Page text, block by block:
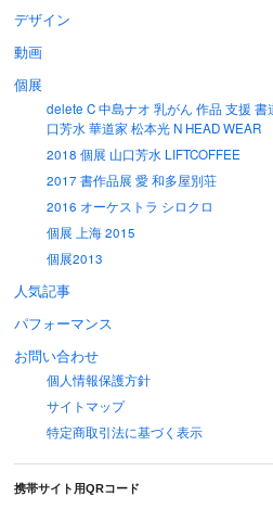
デザイン
動画
個展
delete C 中島ナオ 乳がん 作品 支援 書
口芳水 華道家 松本光 N HEAD WEAR
2018 個展 山口芳水 LIFTCOFFEE
2017 書作品展 愛 和多屋別荘
2016 オーケストラ シロクロ
個展 上海 2015
個展2013
人気記事
パフォーマンス
お問い合わせ
個人情報保護方針
サイトマップ
特定商取引法に基づく表示
携帯サイト用QRコード